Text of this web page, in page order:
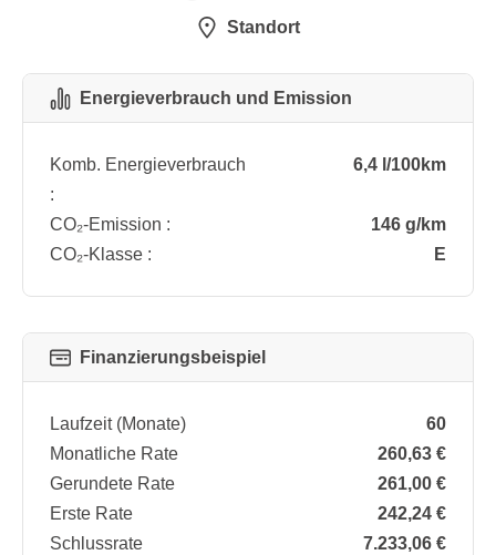
Standort
Energieverbrauch und Emission
Komb. Energieverbrauch
:
6,4 l/100km
CO₂-Emission :
146 g/km
CO₂-Klasse :
E
Finanzierungsbeispiel
Laufzeit (Monate)
60
Monatliche Rate
260,63 €
Gerundete Rate
261,00 €
Erste Rate
242,24 €
Schlussrate
7.233,06 €